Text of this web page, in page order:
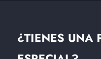
¿TIENES UNA